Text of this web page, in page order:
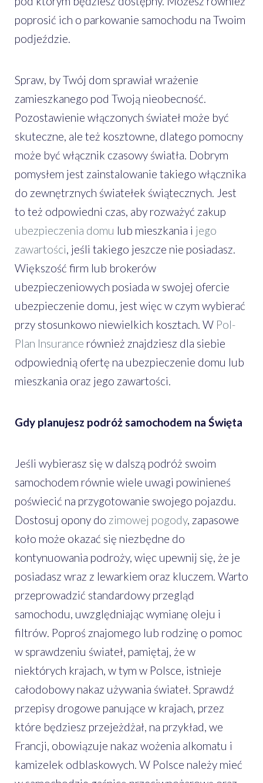
poprosić ich o parkowanie samochodu na Twoim
podjeździe.
Spraw, by Twój dom sprawiał wrażenie
zamieszkanego pod Twoją nieobecność.
Pozostawienie włączonych świateł może być
skuteczne, ale też kosztowne, dlatego pomocny
może być włącznik czasowy światła. Dobrym
pomysłem jest zainstalowanie takiego włącznika
do zewnętrznych światełek świątecznych. Jest
to też odpowiedni czas, aby rozważyć zakup
ubezpieczenia domu lub mieszkania i jego
zawartości, jeśli takiego jeszcze nie posiadasz.
Większość firm lub brokerów
ubezpieczeniowych posiada w swojej ofercie
ubezpieczenie domu, jest więc w czym wybierać
przy stosunkowo niewielkich kosztach. W Pol-
Plan Insurance również znajdziesz dla siebie
odpowiednią ofertę na ubezpieczenie domu lub
mieszkania oraz jego zawartości.
Gdy planujesz podróż samochodem na Święta
Jeśli wybierasz się w dalszą podróż swoim
samochodem równie wiele uwagi powinieneś
poświecić na przygotowanie swojego pojazdu.
Dostosuj opony do zimowej pogody, zapasowe
koło może okazać się niezbędne do
kontynuowania podroży, więc upewnij się, że je
posiadasz wraz z lewarkiem oraz kluczem. Warto
przeprowadzić standardowy przegląd
samochodu, uwzględniając wymianę oleju i
filtrów. Poproś znajomego lub rodzinę o pomoc
w sprawdzeniu świateł, pamiętaj, że w
niektórych krajach, w tym w Polsce, istnieje
całodobowy nakaz używania świateł. Sprawdź
przepisy drogowe panujące w krajach, przez
które będziesz przejeżdżał, na przykład, we
Francji, obowiązuje nakaz wożenia alkomatu i
kamizelek odblaskowych. W Polsce należy mieć